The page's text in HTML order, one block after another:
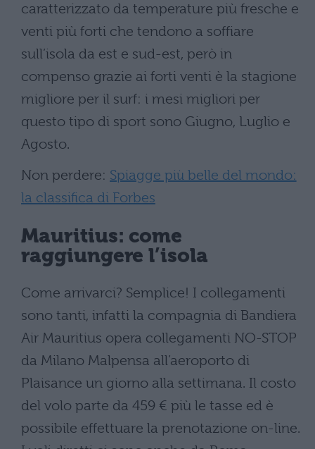
caratterizzato da temperature più fresche e
venti più forti che tendono a soffiare
sull’isola da est e sud-est, però in
compenso grazie ai forti venti è la stagione
migliore per il surf: i mesi migliori per
questo tipo di sport sono Giugno, Luglio e
Agosto.
Non perdere: Spiagge più belle del mondo:
la classifica di Forbes
Mauritius: come
raggiungere l’isola
Come arrivarci? Semplice! I collegamenti
sono tanti, infatti la compagnia di Bandiera
Air Mauritius opera collegamenti NO-STOP
da Milano Malpensa all’aeroporto di
Plaisance un giorno alla settimana. Il costo
del volo parte da 459 € più le tasse ed è
possibile effettuare la prenotazione on-line.